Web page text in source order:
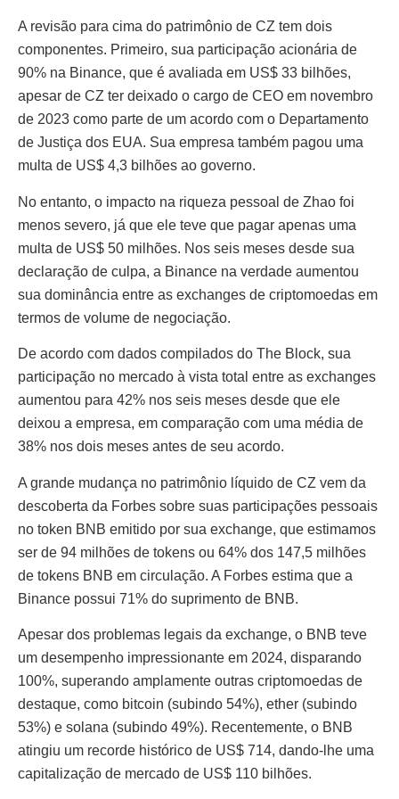
A revisão para cima do patrimônio de CZ tem dois
componentes. Primeiro, sua participação acionária de
90% na Binance, que é avaliada em US$ 33 bilhões,
apesar de CZ ter deixado o cargo de CEO em novembro
de 2023 como parte de um acordo com o Departamento
de Justiça dos EUA. Sua empresa também pagou uma
multa de US$ 4,3 bilhões ao governo.
No entanto, o impacto na riqueza pessoal de Zhao foi
menos severo, já que ele teve que pagar apenas uma
multa de US$ 50 milhões. Nos seis meses desde sua
declaração de culpa, a Binance na verdade aumentou
sua dominância entre as exchanges de criptomoedas em
termos de volume de negociação.
De acordo com dados compilados do The Block, sua
participação no mercado à vista total entre as exchanges
aumentou para 42% nos seis meses desde que ele
deixou a empresa, em comparação com uma média de
38% nos dois meses antes de seu acordo.
A grande mudança no patrimônio líquido de CZ vem da
descoberta da Forbes sobre suas participações pessoais
no token BNB emitido por sua exchange, que estimamos
ser de 94 milhões de tokens ou 64% dos 147,5 milhões
de tokens BNB em circulação. A Forbes estima que a
Binance possui 71% do suprimento de BNB.
Apesar dos problemas legais da exchange, o BNB teve
um desempenho impressionante em 2024, disparando
100%, superando amplamente outras criptomoedas de
destaque, como bitcoin (subindo 54%), ether (subindo
53%) e solana (subindo 49%). Recentemente, o BNB
atingiu um recorde histórico de US$ 714, dando-lhe uma
capitalização de mercado de US$ 110 bilhões.